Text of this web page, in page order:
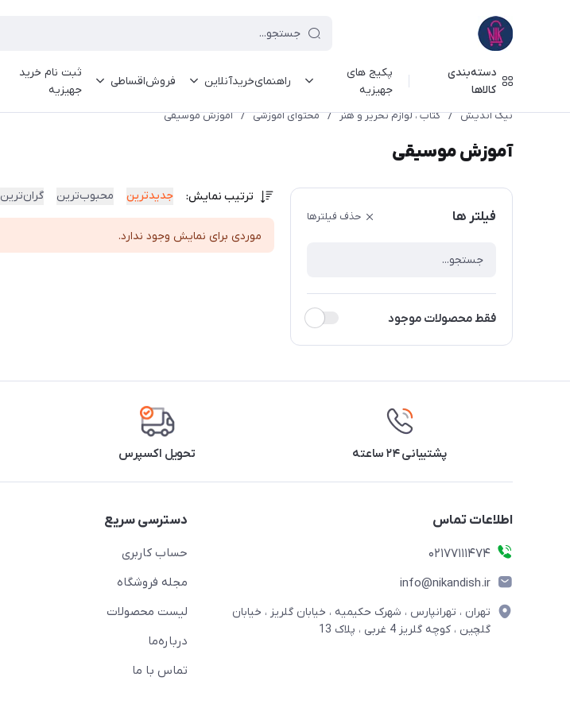
دسته‌بندی
کالاها
پکیج های
جهیزیه
راهنمای‌خرید‌آنلاین فروش‌اقساطی
ثبت نام خرید
جهیزیه
نیک اندیش / کتاب ، لوازم تحریر و هنر / محتوای آموزشی / آموزش موسیقی
آموزش موسیقی
فیلتر ها حذف فیلترها
فقط محصولات موجود
ترتیب نمایش: جدیدترین محبوب‌ترین گران‌ترین
موردی برای نمایش وجود ندارد.
پشتیبانی ۲۴ ساعته تحویل اکسپرس
اطلاعات تماس
02177111474
info@nikandish.ir
تهران ، تهرانپارس ، شهرک حکیمیه ، خیابان گلریز ، خیابان
گلچین ، کوچه گلریز 4 غربی ، پلاک 13
دسترسی سریع
حساب کاربری
مجله فروشگاه
لیست محصولات
درباره‌ما
تماس با ما